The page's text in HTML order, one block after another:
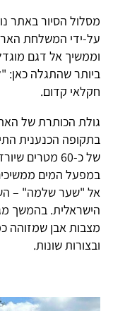
מסלול הסיור באתר
על-ידי המשלחת
וממשיך אל דגם
ביותר שהתגלה כאן:
חקלאי קדום.
גולת הכותרת של
בתקופה הכנענית
של כ-60
במפעל המים
אל "שער שלמה" –
הישראלית. בהמשך
מצבות אבן שמזוהה
ובצורות שונות.